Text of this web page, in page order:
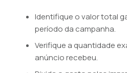
Identifique o valor total
período da campanha.
Verifique a quantidade
anúncio recebeu.